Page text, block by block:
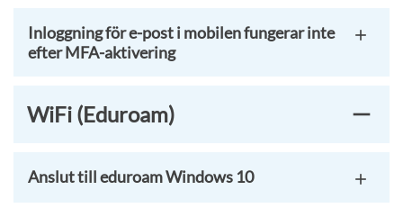
Inloggning för e-post i mobilen fungerar inte
efter MFA-aktivering
WiFi (Eduroam)
Anslut till eduroam Windows 10